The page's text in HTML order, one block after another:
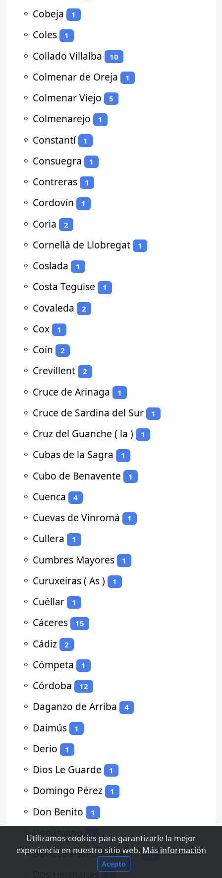
⚬ Cobeja 1
⚬ Coles 1
⚬ Collado Villalba 10
⚬ Colmenar de Oreja 1
⚬ Colmenar Viejo 5
⚬ Colmenarejo 1
⚬ Constantí 1
⚬ Consuegra 1
⚬ Contreras 1
⚬ Cordovín 1
⚬ Coria 2
⚬ Cornellà de Llobregat 1
⚬ Coslada 1
⚬ Costa Teguise 1
⚬ Covaleda 2
⚬ Cox 1
⚬ Coín 2
⚬ Crevillent 2
⚬ Cruce de Arinaga 1
⚬ Cruce de Sardina del Sur 1
⚬ Cruz del Guanche ( la ) 1
⚬ Cubas de la Sagra 1
⚬ Cubo de Benavente 1
⚬ Cuenca 4
⚬ Cuevas de Vinromá 1
⚬ Cullera 1
⚬ Cumbres Mayores 1
⚬ Curuxeiras ( As ) 1
⚬ Cuéllar 1
⚬ Cáceres 15
⚬ Cádiz 2
⚬ Cómpeta 1
⚬ Córdoba 12
⚬ Daganzo de Arriba 4
⚬ Daimús 1
⚬ Derio 1
⚬ Dios Le Guarde 1
⚬ Domingo Pérez 1
⚬ Don Benito 1
⚬Donjimeno
⚬Donostia-san Sebastian 13
Dos Hermanas
Utilizamos cookies para garantizarle la mejor
experiencia en nuestro sitio web. Más información
Acepto